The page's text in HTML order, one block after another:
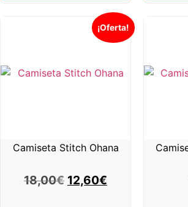
¡Oferta!
Camiseta Stitch Ohana
18,00€ 12,60€